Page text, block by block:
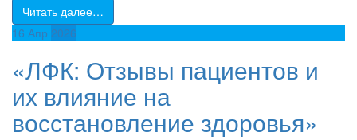
Читать далее…
16 Апр 2026
«ЛФК: Отзывы пациентов и
их влияние на
восстановление здоровья»